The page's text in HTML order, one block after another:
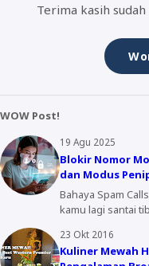
Terima kasih
WOW Post!
19 Agu 2025
Blokir Nomor
dan Modus
Bahaya Spam
kamu lagi santai
23 Okt 2016
Kuliner Mewah